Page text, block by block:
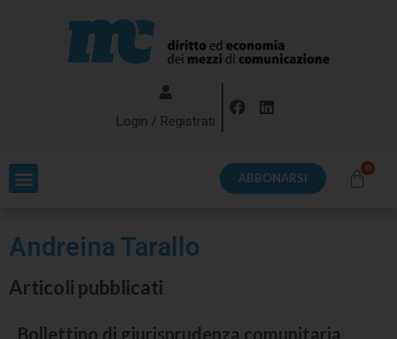
Login / Registrati
ABBONARSI
Andreina Tarallo
Articoli pubblicati
Bollettino di giurisprudenza comunitaria